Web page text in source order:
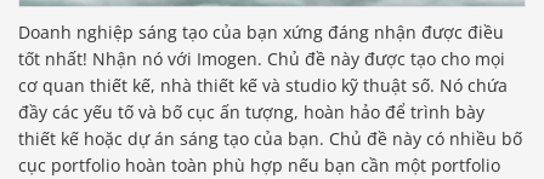
Doanh nghiệp sáng tạo của bạn xứng đáng nhận được điều
tốt nhất! Nhận nó với Imogen. Chủ đề này được tạo cho mọi
cơ quan thiết kế, nhà thiết kế và studio kỹ thuật số. Nó chứa
đầy các yếu tố và bố cục ấn tượng, hoàn hảo để trình bày
thiết kế hoặc dự án sáng tạo của bạn. Chủ đề này có nhiều bố
cục portfolio hoàn toàn phù hợp nếu bạn cần một portfolio